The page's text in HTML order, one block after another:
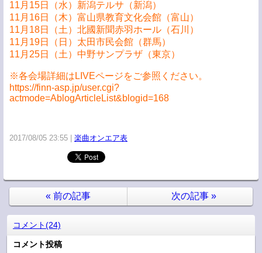
11月15日（水）新潟テルサ（新潟）
11月16日（木）富山県教育文化会館（富山）
11月18日（土）北國新聞赤羽ホール（石川）
11月19日（日）太田市民会館（群馬）
11月25日（土）中野サンプラザ（東京）
※各会場詳細はLIVEページをご参照ください。
https://finn-asp.jp/user.cgi?
actmode=AblogArticleList&blogid=168
2017/08/05 23:55 楽曲オンエア表
« 前の記事 次の記事 »
コメント(24)
コメント投稿